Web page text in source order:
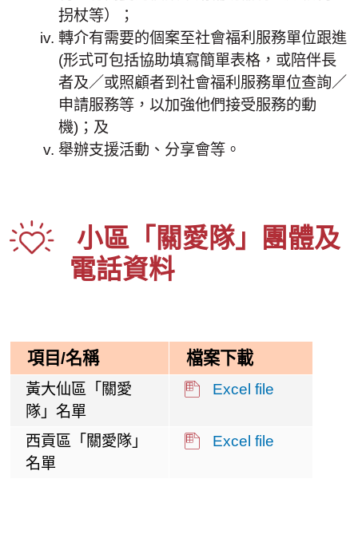
拐杖等）；
轉介有需要的個案至社會福利服務單位跟進
(形式可包括協助填寫簡單表格，或陪伴長
者及／或照顧者到社會福利服務單位查詢／
申請服務等，以加強他們接受服務的動
機)；及
舉辦支援活動、分享會等。
小區「關愛隊」團體及
電話資料
項目/名稱 檔案下載
黃大仙區「關愛
隊」名單
Excel file
西貢區「關愛隊」
名單
Excel file